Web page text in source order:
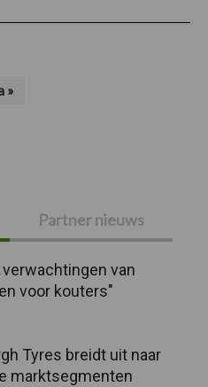
»
Partner nieuws
van
voor kouters"
Tyres breidt uit naar
marktsegmenten